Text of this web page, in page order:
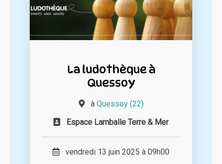
La ludothèque à
Quessoy
à Quessoy (22)
Espace Lamballe Terre & Mer
vendredi 13 juin 2025 à 09h00